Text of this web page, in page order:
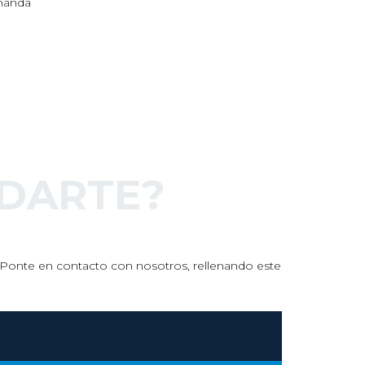
en contacto con nosotros, rellenando este